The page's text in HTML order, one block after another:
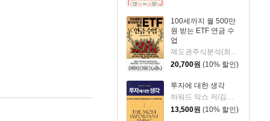
100세까지 월 500만
원 받는 ETF 연금 수
업
제도권주식분석(최기원) 저
20,700원 (10% 할인)
투자에 대한 생각
13,500원 (10% 할인)